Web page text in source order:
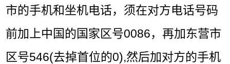
市的手机和坐机电话，须在对方电话号码
前加上中国的国家区号0086，再加东营市
区号546(去掉首位的0),然后加对方的手机